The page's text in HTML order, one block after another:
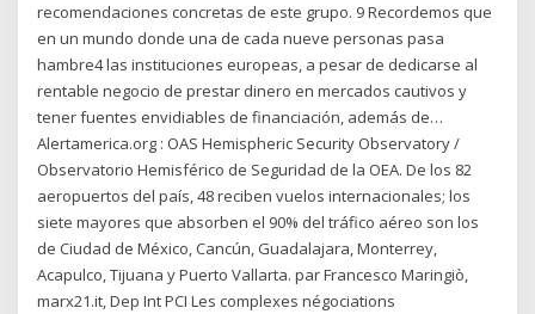
recomendaciones concretas de este grupo. 9 Recordemos que
en un mundo donde una de cada nueve personas pasa
hambre4 las instituciones europeas, a pesar de dedicarse al
rentable negocio de prestar dinero en mercados cautivos y
tener fuentes envidiables de financiación, además de…
Alertamerica.org : OAS Hemispheric Security Observatory /
Observatorio Hemisférico de Seguridad de la OEA. De los 82
aeropuertos del país, 48 reciben vuelos internacionales; los
siete mayores que absorben el 90% del tráfico aéreo son los
de Ciudad de México, Cancún, Guadalajara, Monterrey,
Acapulco, Tijuana y Puerto Vallarta. par Francesco Maringiò,
marx21.it, Dep Int PCI Les complexes négociations